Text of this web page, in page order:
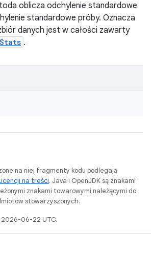
oblicza odchylenie standardowe
standardowe próby. Oznacza
danych jest w całości zawarty
.
na niej fragmenty kodu podlegają
na treści. Java i OpenJDK są znakami
znakami towarowymi należącymi do
stowarzyszonych.
06-22 UTC.